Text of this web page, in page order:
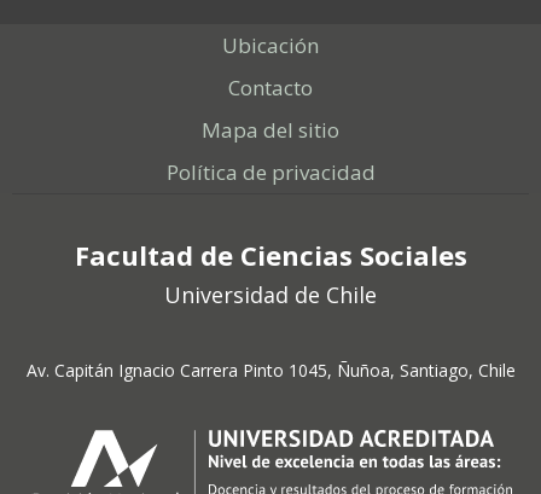
Ubicación
Contacto
Mapa del sitio
Política de privacidad
Facultad de Ciencias Sociales
Universidad de Chile
Av. Capitán Ignacio Carrera Pinto 1045, Ñuñoa, Santiago, Chile